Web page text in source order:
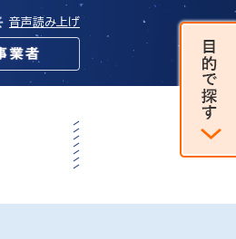
音声読み上げ